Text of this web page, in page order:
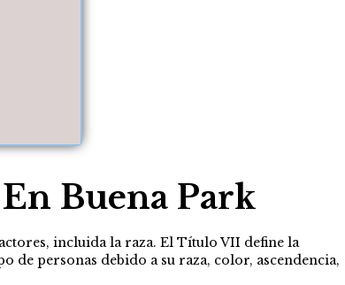
Buena Park
incluida la raza. El Título VII define la
personas debido a su raza, color, ascendencia,